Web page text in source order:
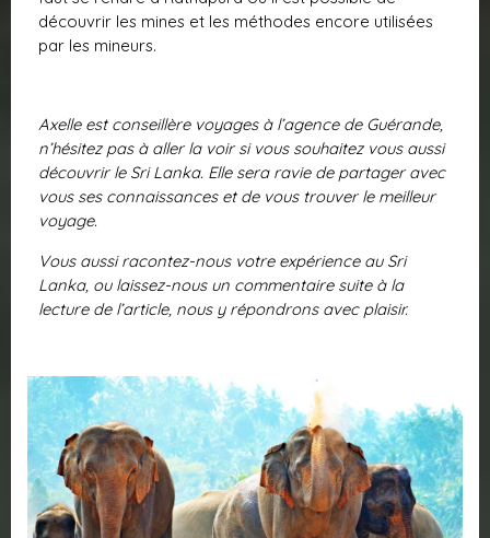
découvrir les mines et les méthodes encore utilisées
par les mineurs.
Axelle est conseillère voyages à l’agence de Guérande,
n’hésitez pas à aller la voir si vous souhaitez vous aussi
découvrir le Sri Lanka. Elle sera ravie de partager avec
vous ses connaissances et de vous trouver le meilleur
voyage.
Vous aussi racontez-nous votre expérience au Sri
Lanka, ou laissez-nous un commentaire suite à la
lecture de l’article, nous y répondrons avec plaisir.